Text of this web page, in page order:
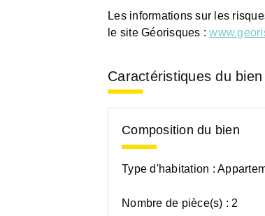
Les informations sur les
le site Géorisques :
Caractéristiques du bien
Composition du bien
Type d'habitation :
Nombre de pièce(s) : 2